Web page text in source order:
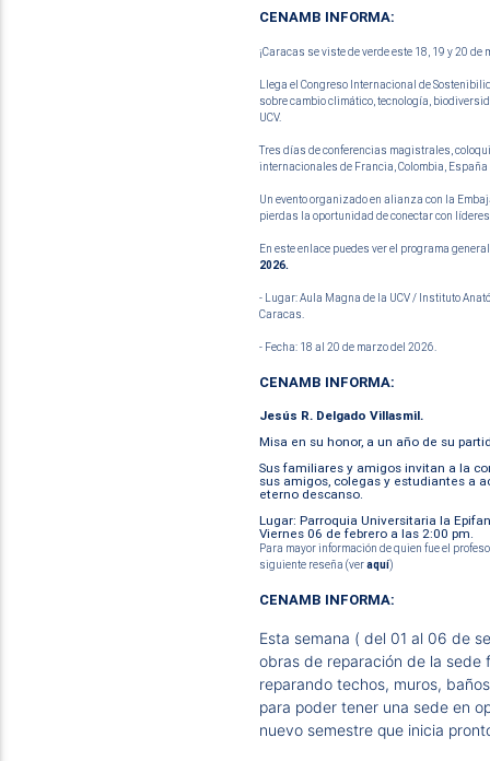
CENAMB INFORMA:
¡Caracas se viste de verde este 18, 19 y 20 de
Llega el Congreso Internacional de
sobre cambio climático, tecnología,
UCV.
Tres días de conferencias magistrales,
internacionales de Francia, Colombia,
Un evento organizado en alianza con la
pierdas la oportunidad de conectar con
En este enlace puedes ver el programa
2026.
- Lugar: Aula Magna de la UCV / Instituto
Caracas.
- Fecha: 18 al 20 de marzo del 2026.
CENAMB INFORMA:
Jesús R. Delgado Villasmil.
Misa en su honor, a un año de su
Sus familiares y amigos invitan a la
sus amigos, colegas y estudiantes a
eterno descanso.
Lugar: Parroquia Universitaria la
Viernes 06 de febrero a las 2:00 pm.
Para mayor información de quien fue el
siguiente reseña (veraquí)
CENAMB INFORMA:
Esta semana ( del 01 al 06 de
obras de reparación de la sede
reparando techos, muros,
para poder tener una sede en
nuevo semestre que inicia